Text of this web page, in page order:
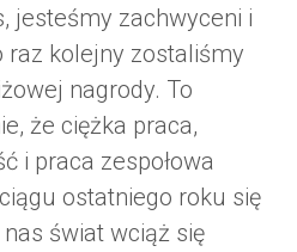
jesteśmy zachwyceni i
raz kolejny zostaliśmy
nagrody. To
że ciężka praca,
i praca zespołowa
ostatniego roku się
nas świat wciąż się